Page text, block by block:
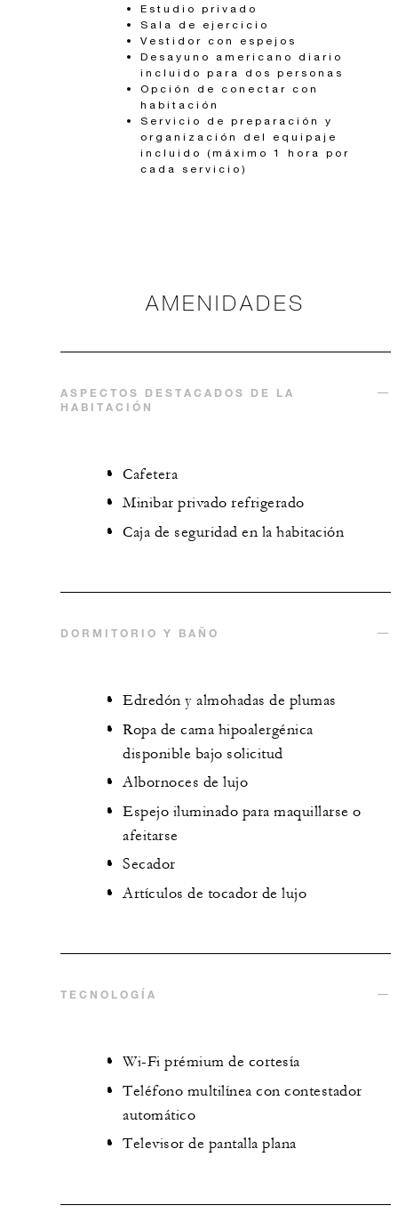
Estudio privado
Sala de ejercicio
Vestidor con espejos
Desayuno americano diario
incluido para dos personas
Opción de conectar con
habitación
Servicio de preparación y
organización del equipaje
incluido (máximo 1 hora por
cada servicio)
AMENIDADES
ASPECTOS DESTACADOS DE LA
HABITACIÓN
Cafetera
Minibar privado refrigerado
Caja de seguridad en la habitación
DORMITORIO Y BAÑO
Edredón y almohadas de plumas
Ropa de cama hipoalergénica
disponible bajo solicitud
Albornoces de lujo
Espejo iluminado para maquillarse o
afeitarse
Secador
Artículos de tocador de lujo
TECNOLOGÍA
Wi-Fi prémium de cortesía
Teléfono multilínea con contestador
automático
Televisor de pantalla plana